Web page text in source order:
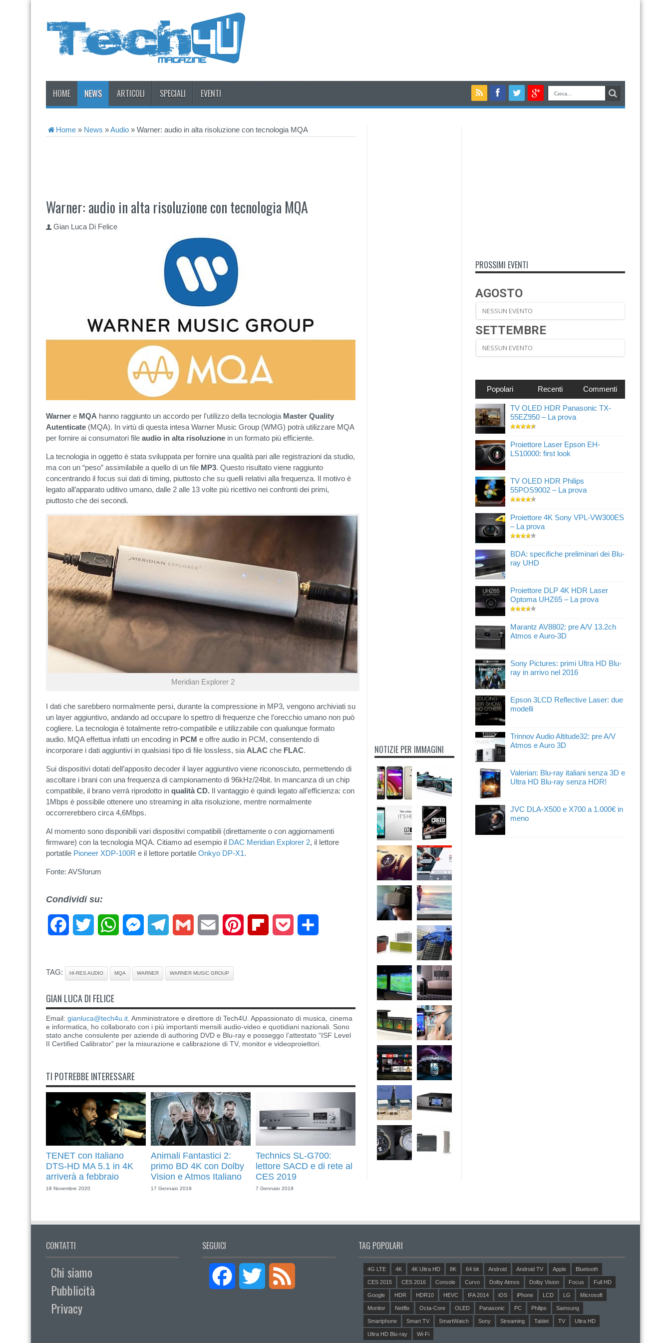
HOME NEWS ARTICOLI SPECIALI EVENTI
Home » News »Audio » Warner: audio in alta risoluzione con tecnologia MQA
Warner: audio in alta risoluzione con tecnologia MQA
Gian Luca Di Felice
Warner e MQA hanno raggiunto un accordo per l’utilizzo della tecnologia Master Quality
Autenticate (MQA). In virtù di questa intesa Warner Music Group (WMG) potrà utilizzare MQA
per fornire ai consumatori file audio in alta risoluzione in un formato più efficiente.
La tecnologia in oggetto è stata sviluppata per fornire una qualità pari alle registrazioni da studio,
ma con un “peso” assimilabile a quello di un file MP3. Questo risultato viene raggiunto
concentrando il focus sui dati di timing, piuttosto che su quelli relativi alla frequenza. Il motivo è
legato all’apparato uditivo umano, dalle 2 alle 13 volte più ricettivo nei confronti dei primi,
piuttosto che dei secondi.
Meridian Explorer 2
I dati che sarebbero normalmente persi, durante la compressione in MP3, vengono archiviati su
un layer aggiuntivo, andando ad occupare lo spettro di frequenze che l’orecchio umano non può
cogliere. La tecnologia è totalmente retro-compatibile e utilizzabile con qualunque formato
audio. MQA effettua infatti un encoding in PCM e offre audio in PCM, consentendo di
incorporare i dati aggiuntivi in qualsiasi tipo di file lossless, sia ALAC che FLAC.
Sui dispositivi dotati dell’apposito decoder il layer aggiuntivo viene riconosciuto, permettendo di
ascoltare i brani con una frequenza di campionamento di 96kHz/24bit. In mancanza di un chip
compatibile, il brano verrà riprodotto in qualità CD. Il vantaggio è quindi legato all’efficienza: con
1Mbps è possibile ottenere uno streaming in alta risoluzione, mentre normalmente
occorrerebbero circa 4,6Mbps.
Al momento sono disponibili vari dispositivi compatibili (direttamente o con aggiornamenti
firmware) con la tecnologia MQA. Citiamo ad esempio il DAC Meridian Explorer 2, il lettore
portatile Pioneer XDP-100R e il lettore portatile Onkyo DP-X1.
Fonte: AVSforum
Condividi su:
FacebookTwitter WhatsAppMessengerTelegramGmail Email Pinterest FlipboardPocket
TAG: HI-RES AUDIO MQA WARNER WARNER MUSIC GROUP
GIAN LUCA DI FELICE
Email: gianluca@tech4u.it . Amministratore e direttore di Tech4U. Appassionato di musica, cinema
e informatica, ho collaborato con i più importanti mensili audio-video e quotidiani nazionali. Sono
stato anche consulente per aziende di authoring DVD e Blu-ray e posseggo l’attestato “ISF Level
II Certified Calibrator” per la misurazione e calibrazione di TV, monitor e videoproiettori.
TI POTREBBE INTERESSARE
TENET con Italiano
DTS-HD MA 5.1 in 4K
arriverà a febbraio
18 Novembre 2020
Animali Fantastici 2:
primo BD 4K con Dolby
Vision e Atmos Italiano
17 Gennaio 2019
Technics SL-G700:
lettore SACD e di rete al
CES 2019
7 Gennaio 2019
NOTIZIE PER IMMAGINI
PROSSIMI EVENTI
AGOSTO
NESSUN EVENTO
SETTEMBRE
NESSUN EVENTO
Popolari Recenti Commenti
TV OLED HDR Panasonic TX-
55EZ950 – La prova
Proiettore Laser Epson EH-
LS10000: first look
TV OLED HDR Philips
55POS9002 – La prova
Proiettore 4K Sony VPL-VW300ES
– La prova
BDA: specifiche preliminari dei Blu-
ray UHD
Proiettore DLP 4K HDR Laser
Optoma UHZ65 – La prova
Marantz AV8802: pre A/V 13.2ch
Atmos e Auro-3D
Sony Pictures: primi Ultra HD Blu-
ray in arrivo nel 2016
Epson 3LCD Reflective Laser: due
modelli
Trinnov Audio Altitude32: pre A/V
Atmos e Auro 3D
Valerian: Blu-ray italiani senza 3D e
Ultra HD Blu-ray senza HDR!
JVC DLA-X500 e X700 a 1.000€ in
meno
CONTATTI
Chi siamo
Pubblicità
Privacy
SEGUICI
Facebook Twitter
TAG POPOLARI
4G LTE 4K 4K Ultra HD 8K 64 bit Android Android TV Apple Bluetooth
CES 2015 CES 2016 Console Curvo Dolby Atmos Dolby Vision Focus Full HD
Google HDR HDR10 HEVC IFA 2014 iOS iPhone LCD LG Microsoft
Monitor Netflix Octa-Core OLED Panasonic PC Philips Samsung
Smartphone Smart TV SmartWatch Sony Streaming Tablet TV Ultra HD
Ultra HD Blu-ray Wi-Fi